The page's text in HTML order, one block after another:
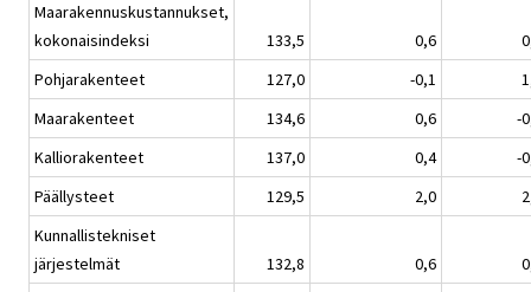
Maarakennuskustannukset,
kokonaisindeksi
133,5 0,6
Pohjarakenteet
127,0 -0,1
Maarakenteet
134,6 0,6
-
Kalliorakenteet
137,0 0,4
-
Päällysteet
129,5 2,0
Kunnallistekniset
järjestelmät
132,8 0,6